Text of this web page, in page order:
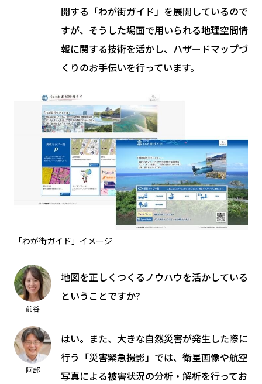
開する「わが街ガイド」を展開しているので
すが、そうした場面で用いられる地理空間情
報に関する技術を活かし、ハザードマップづ
くりのお手伝いを行っています。
「わが街ガイド」イメージ
前谷
地図を正しくつくるノウハウを活かしている
ということですか?
阿部
はい。また、大きな自然災害が発生した際に
行う「災害緊急撮影」では、衛星画像や航空
写真による被害状況の分析・解析を行ってお